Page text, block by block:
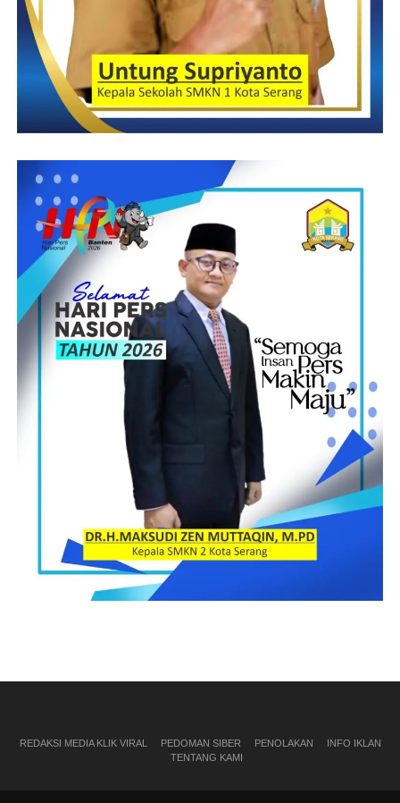
REDAKSI MEDIA KLIK VIRAL PEDOMAN SIBER PENOLAKAN
INFO IKLAN
TENTANG KAMI